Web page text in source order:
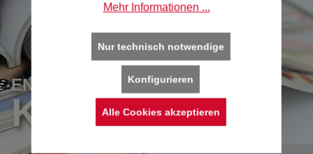
ENTDECKEN SIE UNSERE
KATALOGE
Mehr Informationen ...
Nur technisch notwendige
Konfigurieren
Alle Cookies akzeptieren